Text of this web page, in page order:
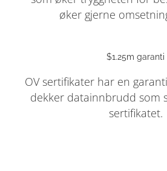
øker gjerne
$1.25m garanti
OV sertifikater har en
dekker datainnbrudd som
sertifikatet.